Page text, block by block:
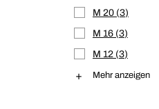
M 20 3
M 16 3
M 12 3
Mehr anzeigen